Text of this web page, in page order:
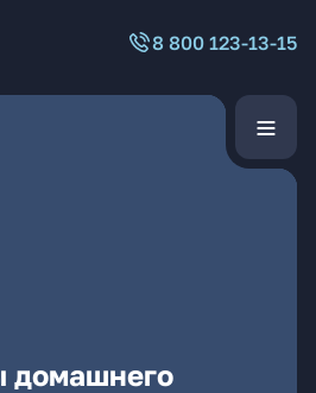
8 800 123-13-15
домашнего